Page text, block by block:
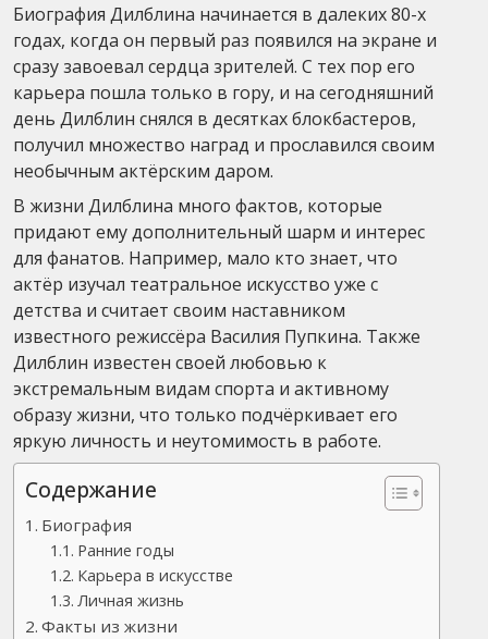
Биография Дилблина начинается в далеких 80-х
годах, когда он первый раз появился на экране и
сразу завоевал сердца зрителей. С тех пор его
карьера пошла только в гору, и на сегодняшний
день Дилблин снялся в десятках блокбастеров,
получил множество наград и прославился своим
необычным актёрским даром.
В жизни Дилблина много фактов, которые
придают ему дополнительный шарм и интерес
для фанатов. Например, мало кто знает, что
актёр изучал театральное искусство уже с
детства и считает своим наставником
известного режиссёра Василия Пупкина. Также
Дилблин известен своей любовью к
экстремальным видам спорта и активному
образу жизни, что только подчёркивает его
яркую личность и неутомимость в работе.
Содержание
Биография
Ранние годы
Карьера в искусстве
Личная жизнь
Факты из жизни